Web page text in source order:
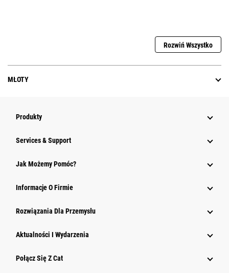
Rozwiń Wszystko
MŁOTY
Produkty
Services & Support
Jak Możemy Pomóc?
Informacje O Firmie
Rozwiązania Dla Przemysłu
Aktualności I Wydarzenia
Połącz Się Z Cat